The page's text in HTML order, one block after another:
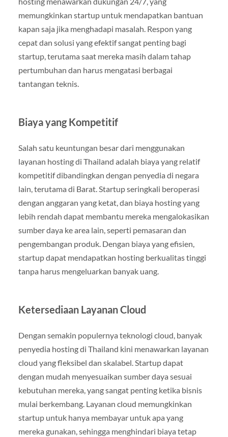
memungkinkan startup untuk mendapatkan bantuan
kapan saja jika menghadapi masalah. Respon yang
cepat dan solusi yang efektif sangat penting bagi
startup, terutama saat mereka masih dalam tahap
pertumbuhan dan harus mengatasi berbagai
tantangan teknis.
Biaya yang Kompetitif
Salah satu keuntungan besar dari menggunakan
layanan hosting di Thailand adalah biaya yang relatif
kompetitif dibandingkan dengan penyedia di negara
lain, terutama di Barat. Startup seringkali beroperasi
dengan anggaran yang ketat, dan biaya hosting yang
lebih rendah dapat membantu mereka mengalokasikan
sumber daya ke area lain, seperti pemasaran dan
pengembangan produk. Dengan biaya yang efisien,
startup dapat mendapatkan hosting berkualitas tinggi
tanpa harus mengeluarkan banyak uang.
Ketersediaan Layanan Cloud
Dengan semakin populernya teknologi cloud, banyak
penyedia hosting di Thailand kini menawarkan layanan
cloud yang fleksibel dan skalabel. Startup dapat
dengan mudah menyesuaikan sumber daya sesuai
kebutuhan mereka, yang sangat penting ketika bisnis
mulai berkembang. Layanan cloud memungkinkan
startup untuk hanya membayar untuk apa yang
mereka gunakan, sehingga menghindari biaya tetap